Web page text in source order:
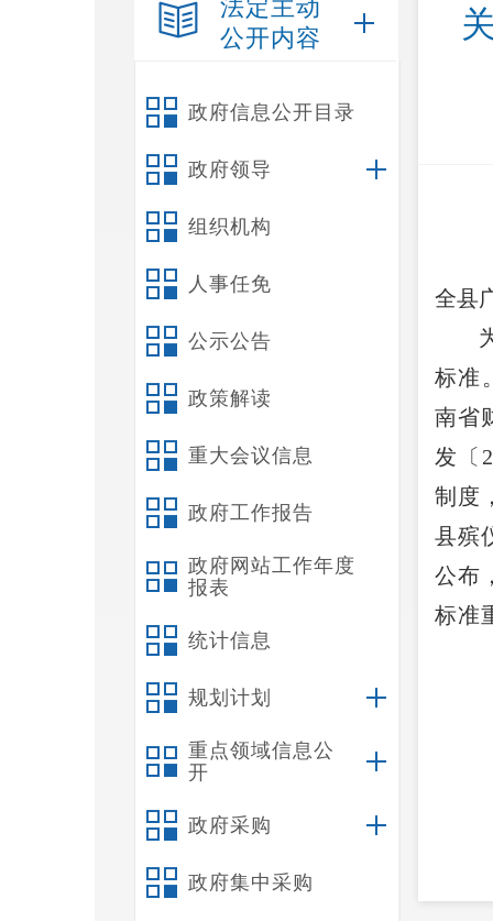
法定主动
公开内容
政府信息公开目录
政府领导
组织机构
人事任免
公示公告
政策解读
重大会议信息
政府工作报告
政府网站工作年度
报表
统计信息
规划计划
重点领域信息公
开
政府采购
政府集中采购
全县
标准
南省
发〔
制度
县殡
公布
标准